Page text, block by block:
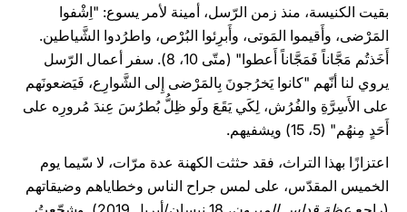
بقيت الكنيسة، منذ زمن الرّسل، أمينة لأمر يسوع: "اِشْفوا
المَرْضى، وأَقيموا المَوتى، وأَبرِئوا البُرْص، واطرُدوا الشَّياطين.
أَخَذتُم مَجَّاناً فَمَجَّاناً أَعطوا" (متّى 10، 8). سفر أعمال الرّسل
يروي لنا أنّهم "كانوا يَخرُجونَ بِالمَرْضى إِلى الشَّوارِع، فَيَضعونَهم
على الأَسِرَّةِ والفُرُش، لِكَي يَقَعَ ولَو ظِلُّ بُطرُسَ عِندَ مُرورِه على
أَحَدٍ مِنهُم" (5، 15) ويشفيهم.
اعتزازًا بهذا التراث، فقد حثثت الكهنة عدة مرّات، لا سّيما يوم
الخميس المقدّس، على لمس جراح الناس وخطاياهم وضيقاتهم